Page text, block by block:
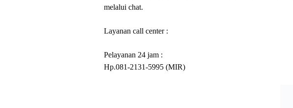
melalui chat.
Layanan call center :
Pelayanan 24 jam :
Hp.081-2131-5995 (MIR)